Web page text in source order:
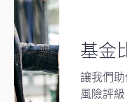
基金
讓我們
風險評級